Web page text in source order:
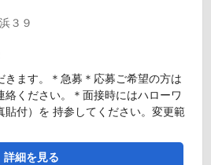
３９
ます。＊急募＊応募ご希望の方は
ください。＊面接時にはハローワ
貼付）を 持参してください。変更範
詳細を見る